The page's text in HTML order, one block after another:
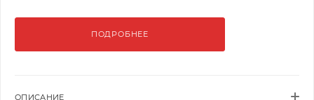
ПОДРОБНЕЕ
ОПИСАНИЕ